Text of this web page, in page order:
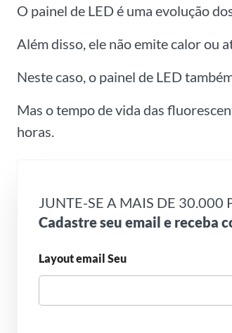
O painel de LED é uma evolução
Além disso, ele não emite calor ou
Neste caso, o painel de LED
Mas o tempo de vida das
horas.
JUNTE-SE A MAIS DE 30.000
Cadastre seu email e receba
Layout email Seu